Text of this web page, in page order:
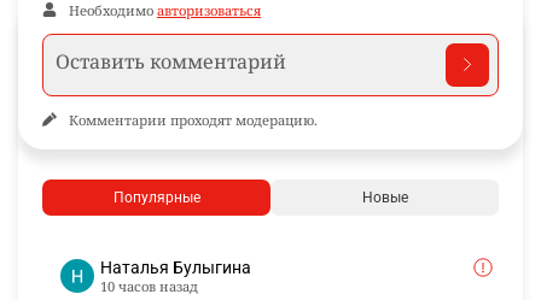
Необходимо авторизоваться
Комментарии проходят модерацию.
Популярные Новые
Наталья Булыгина
10 часов назад